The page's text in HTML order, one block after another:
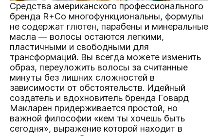
Средства американского профессионального
бренда R+Co многофункциональны, формулы
не содержат глютен, парабены и минеральные
масла — волосы остаются легкими,
пластичными и свободными для
трансформаций. Вы всегда можете изменить
образ, переуложить волосы за считанные
минуты без лишних сложностей в
зависимости от обстоятельств. Идейный
создатель и вдохновитель бренда Говард
Макларен придерживается простой, но
важной философии «кем ты хочешь быть
сегодня», выражение которой находит в